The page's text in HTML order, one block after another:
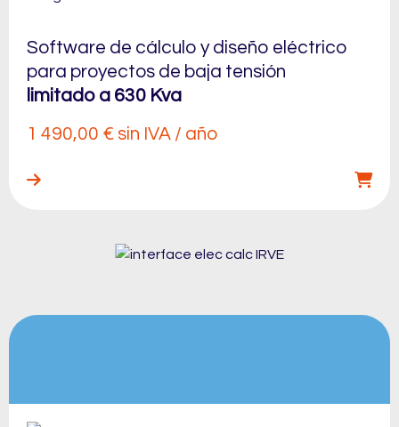
Software de cálculo y diseño eléctrico
para proyectos de baja tensión
limitado a 630 Kva
1 490,00 € sin IVA / año